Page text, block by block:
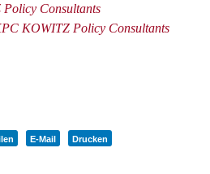
Consultants
KOWITZ Policy Consultants
E-Mail Drucken